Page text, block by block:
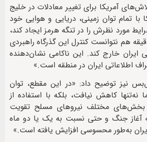
آمریکا برای تغییر معادلات در خلیج
با تمام توان زمینی، دریایی و هوایی خود
مورد نظرش را در تنگه هرمز ایجاد کند،
هم نتوانست کنترل این گذرگاه راهبردی
ایران خارج کند. این ناکامی نشان‌دهنده
اطلاعاتی ایران در منطقه است.»
نیز توضیح داد: «در این مقطع، توان
نه‌تنها کاهش نیافت، بلکه با استفاده از
بخش‌های مختلف نیروهای مسلح تقویت
آغاز جنگ و حتی نسبت به یک یا دو ماه
به‌طور محسوسی افزایش یافته است.»